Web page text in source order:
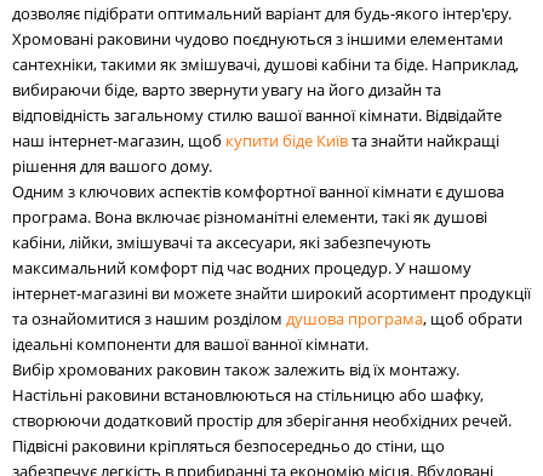
дозволяє підібрати оптимальний варіант для будь-якого інтер'єру.
Хромовані раковини чудово поєднуються з іншими елементами
сантехніки, такими як змішувачі, душові кабіни та біде. Наприклад,
вибираючи біде, варто звернути увагу на його дизайн та
відповідність загальному стилю вашої ванної кімнати. Відвідайте
наш інтернет-магазин, щоб купити біде Київта знайти найкращі
рішення для вашого дому.
Одним з ключових аспектів комфортної ванної кімнати є душова
програма. Вона включає різноманітні елементи, такі як душові
кабіни, лійки, змішувачі та аксесуари, які забезпечують
максимальний комфорт під час водних процедур. У нашому
інтернет-магазині ви можете знайти широкий асортимент продукції
та ознайомитися з нашим розділом душова програма, щоб обрати
ідеальні компоненти для вашої ванної кімнати.
Вибір хромованих раковин також залежить від їх монтажу.
Настільні раковини встановлюються на стільницю або шафку,
створюючи додатковий простір для зберігання необхідних речей.
Підвісні раковини кріпляться безпосередньо до стіни, що
забезпечує легкість в прибиранні та економію місця. Вбудовані